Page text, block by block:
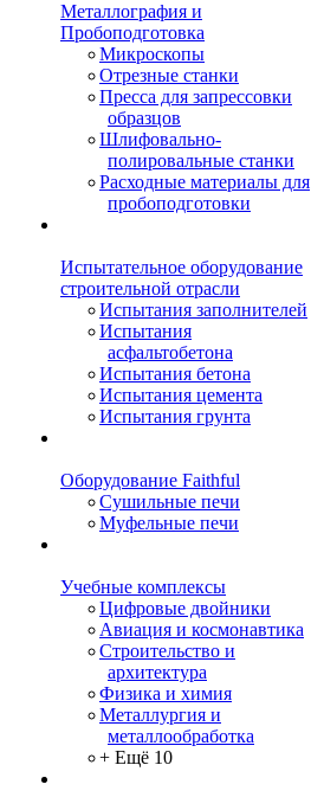
Металлография и
Пробоподготовка
Микроскопы
Отрезные станки
Пресса для запрессовки
образцов
Шлифовально-
полировальные станки
Расходные материалы для
пробоподготовки
Испытательное оборудование
строительной отрасли
Испытания заполнителей
Испытания
асфальтобетона
Испытания бетона
Испытания цемента
Испытания грунта
Оборудование Faithful
Сушильные печи
Муфельные печи
Учебные комплексы
Цифровые двойники
Авиация и космонавтика
Строительство и
архитектура
Физика и химия
Металлургия и
металлообработка
+ Ещё 10